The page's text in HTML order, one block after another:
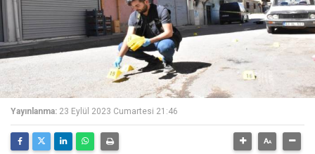
Yayınlanma: 23 Eylül 2023 Cumartesi 21:46